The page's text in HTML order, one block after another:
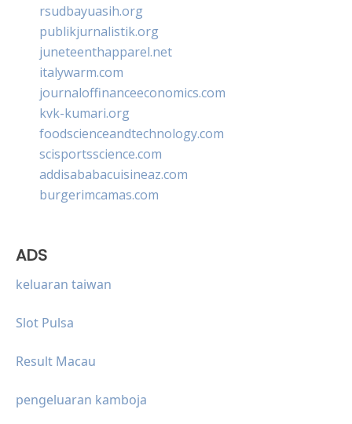
rsudbayuasih.org
publikjurnalistik.org
juneteenthapparel.net
italywarm.com
journaloffinanceeconomics.com
kvk-kumari.org
foodscienceandtechnology.com
scisportsscience.com
addisababacuisineaz.com
burgerimcamas.com
ADS
keluaran taiwan
Slot Pulsa
Result Macau
pengeluaran kamboja